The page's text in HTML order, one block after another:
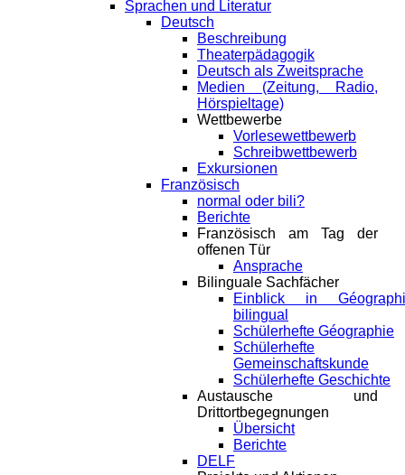
Sprachen und Literatur
Deutsch
Beschreibung
Theaterpädagogik
Deutsch als Zweitsprache
Medien (Zeitung, Radio,
Hörspieltage)
Wettbewerbe
Vorlesewettbewerb
Schreibwettbewerb
Exkursionen
Französisch
normal oder bili?
Berichte
Französisch am Tag der
offenen Tür
Ansprache
Bilinguale Sachfächer
Einblick in
bilingual
Schülerhefte Géographie
Schülerhefte
Gemeinschaftskunde
Schülerhefte Geschichte
Austausche und
Drittortbegegnungen
Übersicht
Berichte
DELF